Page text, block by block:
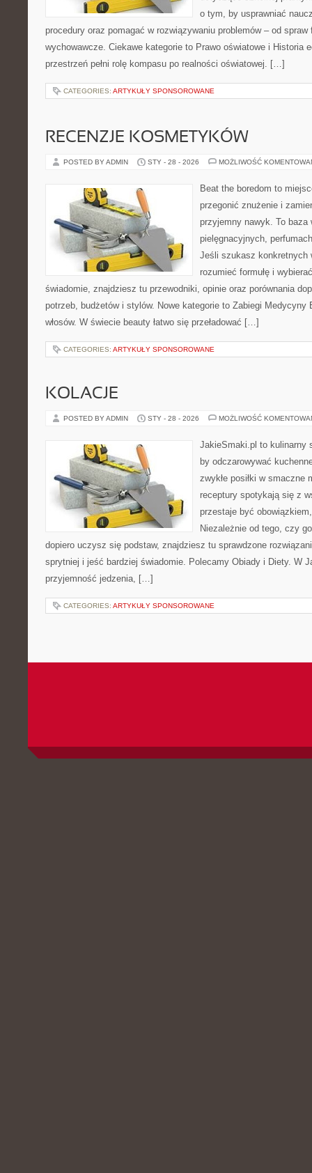
o tym, by usprawniać
procedury oraz pomagać w rozwiązywaniu problemów – od
wychowawcze. Ciekawe kategorie to Prawo oświatowe i Historia
przestrzeń pełni rolę kompasu po realności oświatowej. […]
CATEGORIES: ARTYKUŁY SPONSOROWANE
RECENZJE KOSMETYKÓW
POSTED BY ADMIN STY - 28 - 2026 MOŻLIWOŚĆ
Beat the boredom to
przegonić znużenie i
przyjemny nawyk. To baza
pielęgnacyjnych,
Jeśli szukasz konkretnych
rozumieć formułę i
świadomie, znajdziesz tu przewodniki, opinie oraz porównania
potrzeb, budżetów i stylów. Nowe kategorie to Zabiegi Medycyny
włosów. W świecie beauty łatwo się przeładować […]
CATEGORIES: ARTYKUŁY SPONSOROWANE
KOLACJE
POSTED BY ADMIN STY - 28 - 2026 MOŻLIWOŚĆ
JakieSmaki.pl to kulinarny
by odczarowywać
zwykłe posiłki w smaczne
receptury spotykają się z
przestaje być
Niezależnie od tego, czy
dopiero uczysz się podstaw, znajdziesz tu sprawdzone
sprytniej i jeść bardziej świadomie. Polecamy Obiady i Diety. W
przyjemność jedzenia, […]
CATEGORIES: ARTYKUŁY SPONSOROWANE